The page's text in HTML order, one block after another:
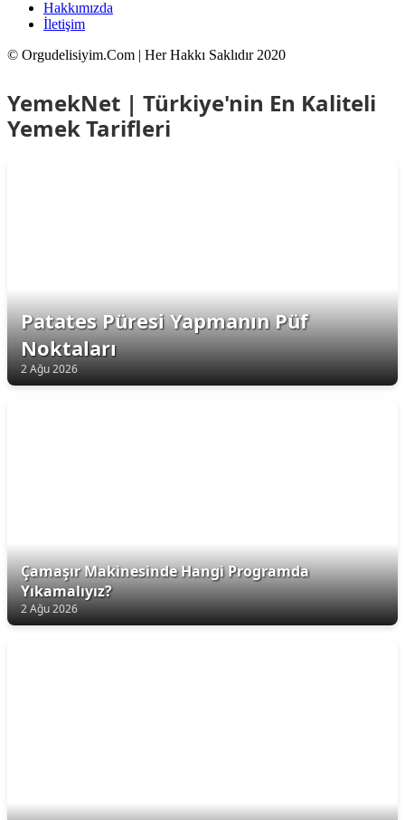
Hakkımızda
İletişim
© Orgudelisiyim.Com | Her Hakkı Saklıdır 2020
YemekNet | Türkiye'nin En Kaliteli
Yemek Tarifleri
Patates Püresi Yapmanın Püf
Noktaları
2 Ağu 2026
Çamaşır Makinesinde Hangi Programda
Yıkamalıyız?
2 Ağu 2026